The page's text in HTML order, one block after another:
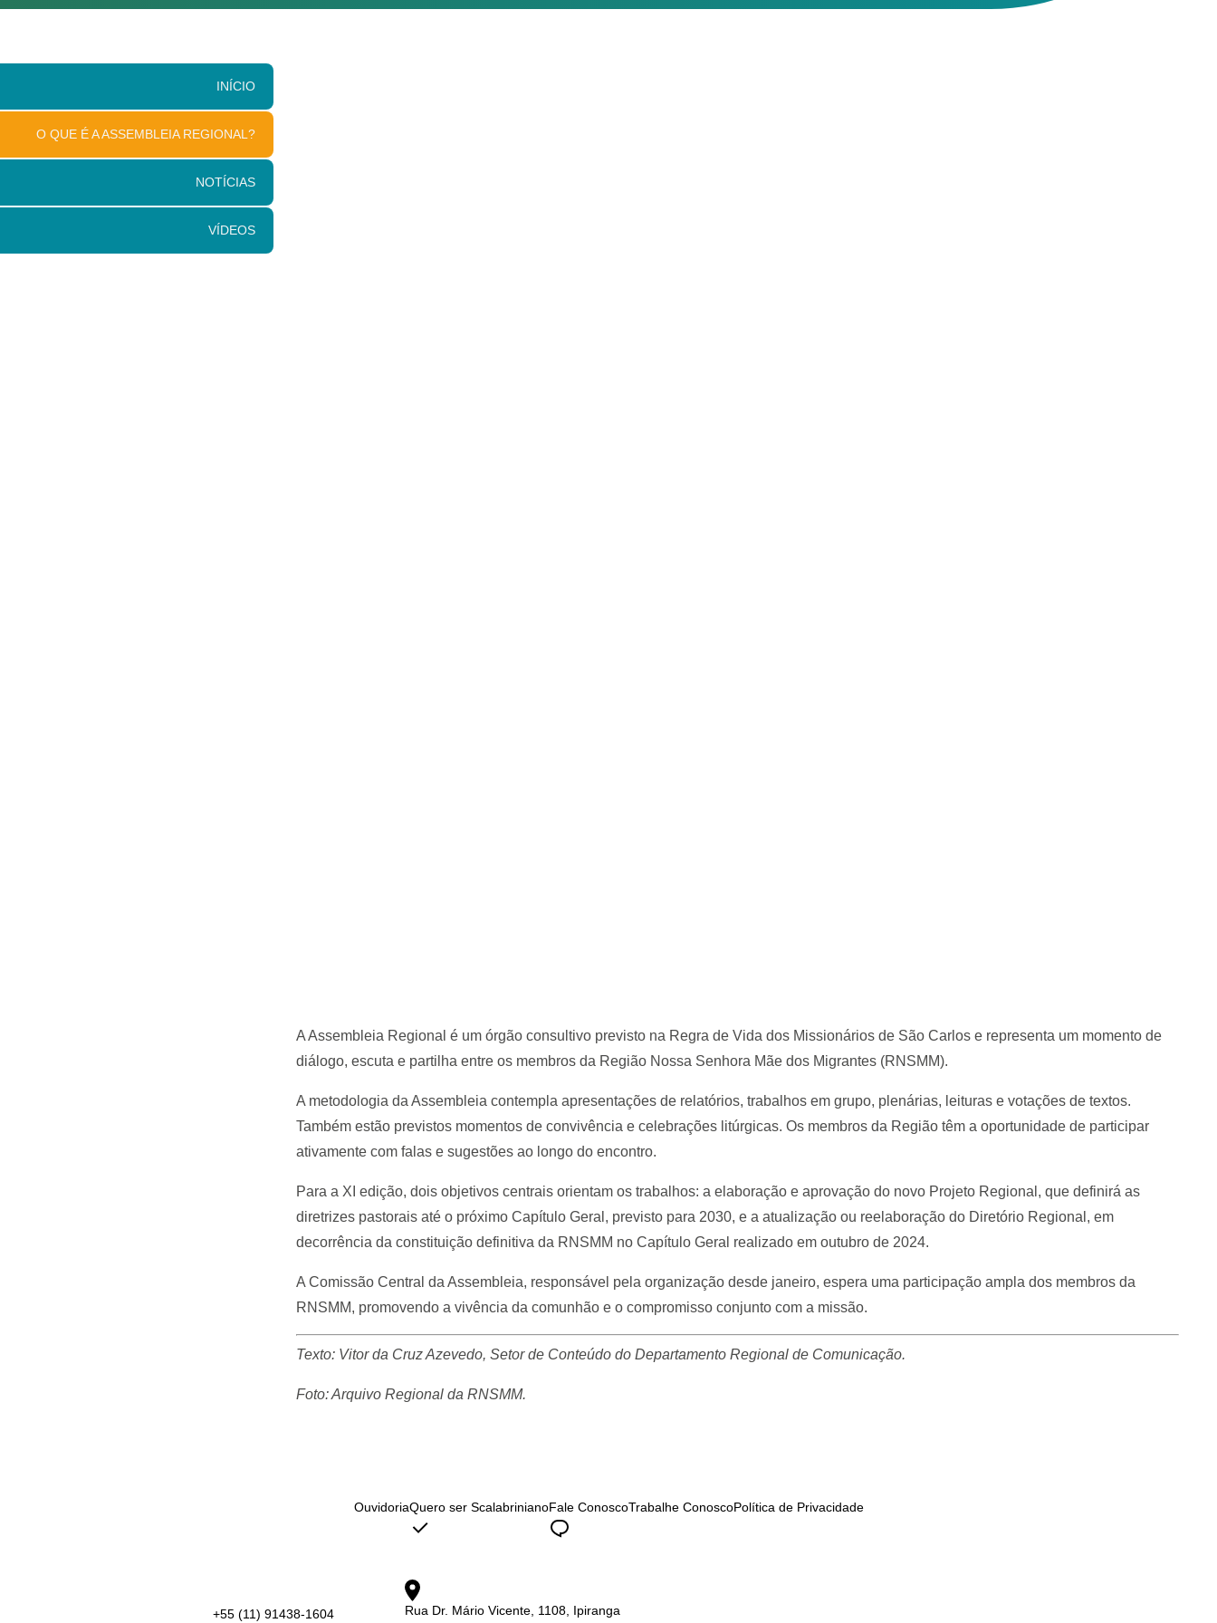
INÍCIO
O QUE É A ASSEMBLEIA REGIONAL?
NOTÍCIAS
VÍDEOS
A Assembleia Regional é um órgão consultivo previsto na Regra de Vida dos Missionários de São Carlos e representa um momento de
diálogo, escuta e partilha entre os membros da Região Nossa Senhora Mãe dos Migrantes (RNSMM).
A metodologia da Assembleia contempla apresentações de relatórios, trabalhos em grupo, plenárias, leituras e votações de textos.
Também estão previstos momentos de convivência e celebrações litúrgicas. Os membros da Região têm a oportunidade de participar
ativamente com falas e sugestões ao longo do encontro.
Para a XI edição, dois objetivos centrais orientam os trabalhos: a elaboração e aprovação do novo Projeto Regional, que definirá as
diretrizes pastorais até o próximo Capítulo Geral, previsto para 2030, e a atualização ou reelaboração do Diretório Regional, em
decorrência da constituição definitiva da RNSMM no Capítulo Geral realizado em outubro de 2024.
A Comissão Central da Assembleia, responsável pela organização desde janeiro, espera uma participação ampla dos membros da
RNSMM, promovendo a vivência da comunhão e o compromisso conjunto com a missão.
Texto: Vitor da Cruz Azevedo, Setor de Conteúdo do Departamento Regional de Comunicação.
Foto: Arquivo Regional da RNSMM.
OuvidoriaQuero ser ScalabrinianoFale ConoscoTrabalhe ConoscoPolítica de Privacidade
+55 (11) 91438-1604
Rua Dr. Mário Vicente, 1108, Ipiranga